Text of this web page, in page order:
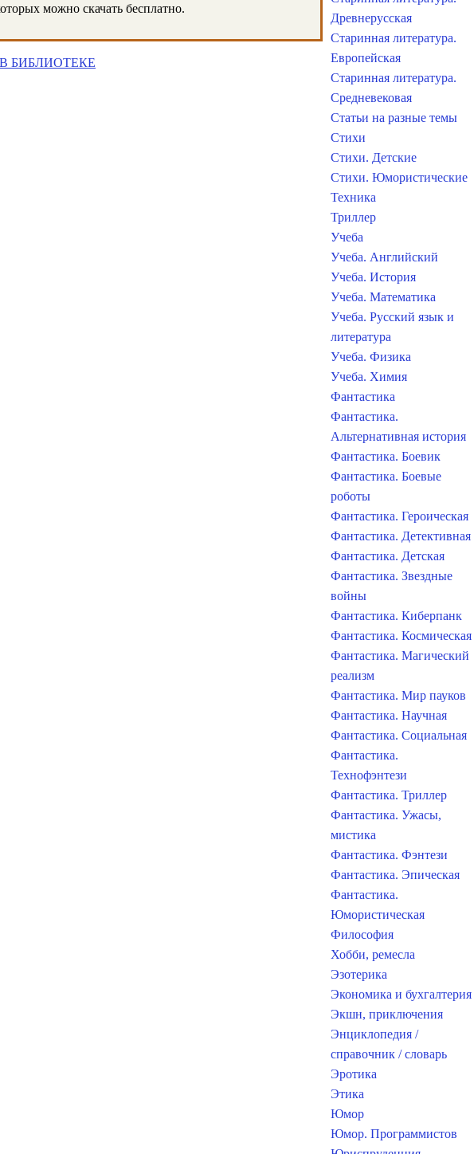
можно скачать бесплатно.
БИБЛИОТЕКЕ
Древнерусская
Старинная литература.
Европейская
Старинная литература.
Средневековая
Статьи на разные темы
Стихи
Стихи. Детские
Стихи. Юмористические
Техника
Триллер
Учеба
Учеба. Английский
Учеба. История
Учеба. Математика
Учеба. Русский язык и
литература
Учеба. Физика
Учеба. Химия
Фантастика
Фантастика.
Альтернативная история
Фантастика. Боевик
Фантастика. Боевые
роботы
Фантастика. Героическая
Фантастика. Детективная
Фантастика. Детская
Фантастика. Звездные
войны
Фантастика. Киберпанк
Фантастика. Космическая
Фантастика. Магический
реализм
Фантастика. Мир пауков
Фантастика. Научная
Фантастика. Социальная
Фантастика.
Технофэнтези
Фантастика. Триллер
Фантастика. Ужасы,
мистика
Фантастика. Фэнтези
Фантастика. Эпическая
Фантастика.
Юмористическая
Философия
Хобби, ремесла
Эзотерика
Экономика и бухгалтерия
Экшн, приключения
Энциклопедия /
справочник / словарь
Эротика
Этика
Юмор
Юмор. Программистов